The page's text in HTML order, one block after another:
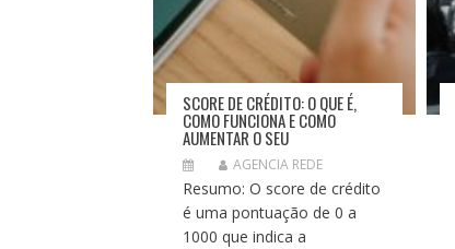
T
SCORE DE CRÉDITO: O QUE É,
COMO FUNCIONA E COMO
AUMENTAR O SEU
AGENCIA REDE
Resumo: O score de crédito
é uma pontuação de 0 a
1000 que indica a